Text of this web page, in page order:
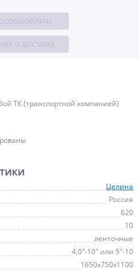
ТК (транспортной компанией)
ОПЛАТЫ
О ДОСТАВКЕ
Целина
Россия
620
10
ленточные
4,0"-10" или 5"-10
1650х750х1100